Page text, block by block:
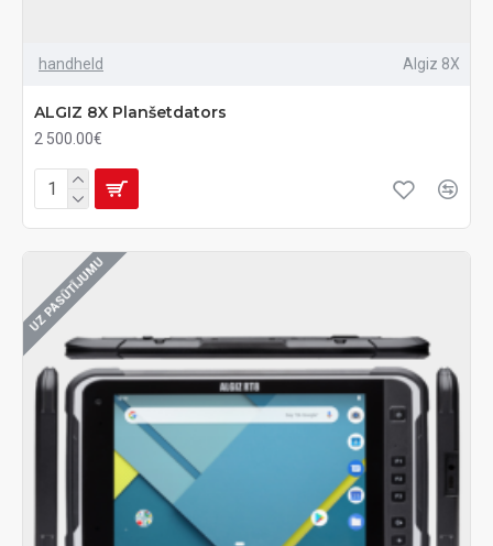
handheld Algiz 8X
ALGIZ 8X Planšetdators
2 500.00€
UZ PASŪTĪJUMU